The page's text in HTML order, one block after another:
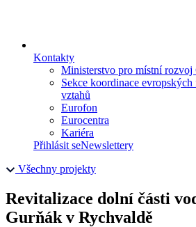
Kontakty
Ministerstvo pro místní rozvoj
Sekce koordinace
vztahů
Eurofon
Eurocentra
Kariéra
Přihlásit seNewslettery
Všechny projekty
Revitalizace dolní části
Gurňák v Rychvaldě